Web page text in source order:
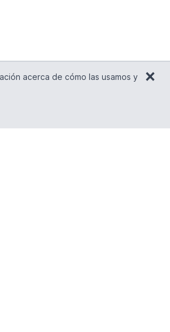
acerca de cómo las usamos y
×